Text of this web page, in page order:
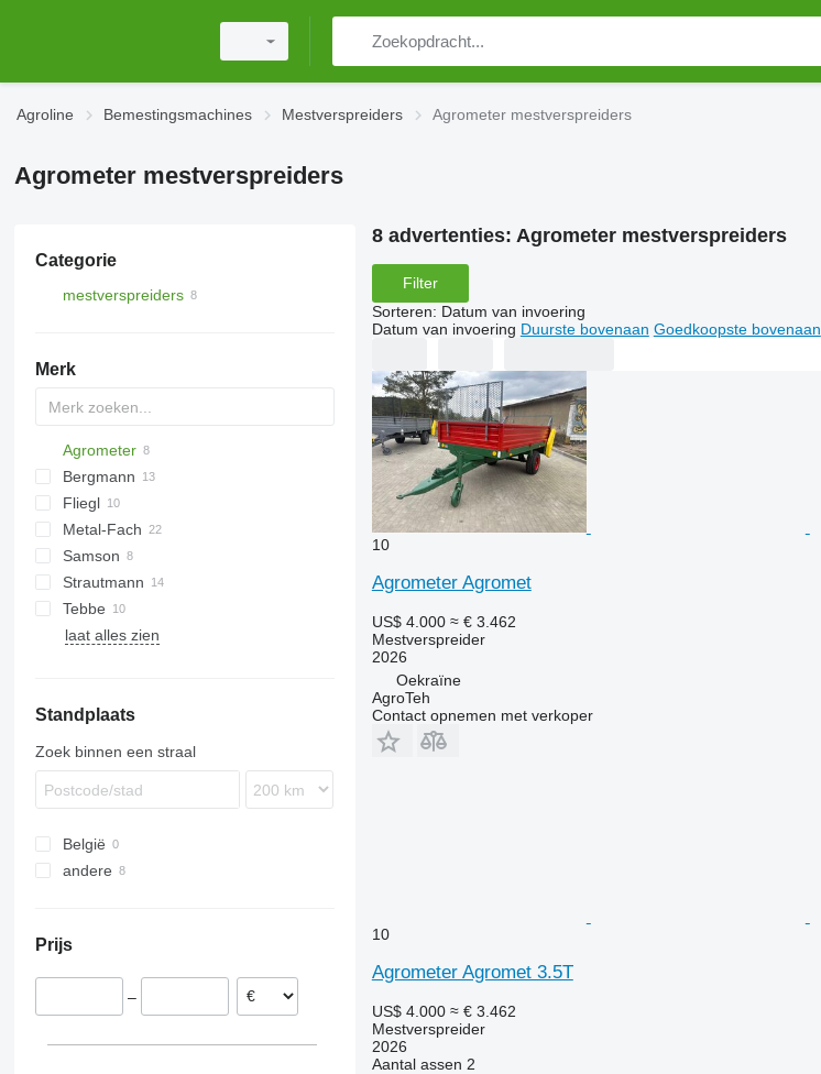
Agroline Bemestingsmachines Mestverspreiders Agrometer mestverspreiders
Agrometer mestverspreiders
Categorie
mestverspreiders
Merk
Agrometer
HTS
Bergmann
TSW
E
EV
FORTIS
Fliegl
ASW
T series
Terra
Komfort
UN
Metal-Fach
OL
N262
Samson
Flex
PG
SP
Strautmann
Magnon
Tebbe
DS
TYTAN
MKE
laat alles zien
Standplaats
Zoek binnen een straal
België
andere
Prijs
–
8 advertenties: Agrometer mestverspreiders
Filter
Sorteren: Datum van invoering
Datum van invoering Duurste bovenaan Goedkoopste bovenaan
10
Agrometer Agromet
US$ 4.000 ≈ € 3.462
Mestverspreider
2026
Oekraïne
AgroTeh
Contact opnemen met verkoper
10
Agrometer Agromet 3.5T
US$ 4.000 ≈ € 3.462
Mestverspreider
2026
Aantal assen 2